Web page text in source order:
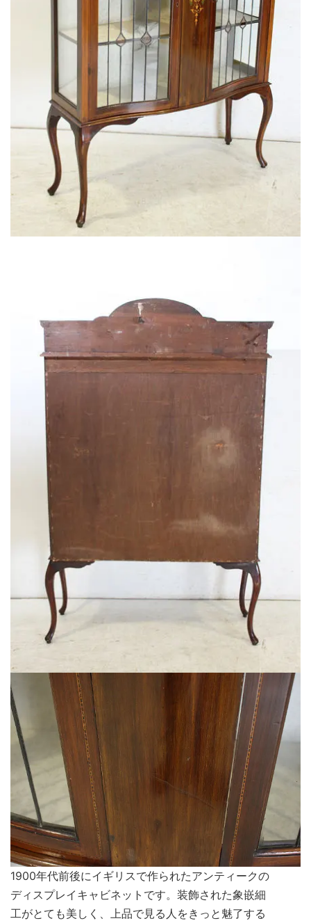
1900年代前後にイギリスで作られたアンティークの
ディスプレイキャビネットです。装飾された象嵌細
工がとても美しく、上品で見る人をきっと魅了する